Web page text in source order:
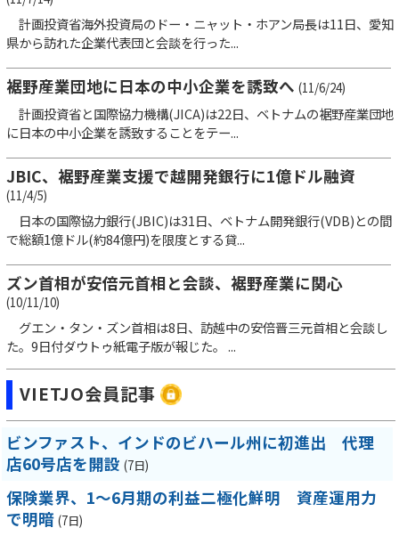
計画投資省海外投資局のドー・ニャット・ホアン局長は11日、愛知
県から訪れた企業代表団と会談を行った...
裾野産業団地に日本の中小企業を誘致へ (11/6/24)
計画投資省と国際協力機構(JICA)は22日、ベトナムの裾野産業団地
に日本の中小企業を誘致することをテー...
JBIC、裾野産業支援で越開発銀行に1億ドル融資
(11/4/5)
日本の国際協力銀行(JBIC)は31日、ベトナム開発銀行(VDB)との間
で総額1億ドル(約84億円)を限度とする貸...
ズン首相が安倍元首相と会談、裾野産業に関心
(10/11/10)
グエン・タン・ズン首相は8日、訪越中の安倍晋三元首相と会談し
た。9日付ダウトゥ紙電子版が報じた。 ...
VIETJO会員記事
ビンファスト、インドのビハール州に初進出 代理
店60号店を開設 (7日)
保険業界、1～6月期の利益二極化鮮明 資産運用力
で明暗 (7日)